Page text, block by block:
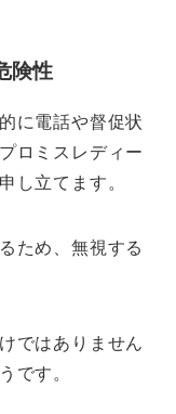
険性
に電話や督促状
ロミスレディー
し立てます。
ため、無視する
ではありません
です。